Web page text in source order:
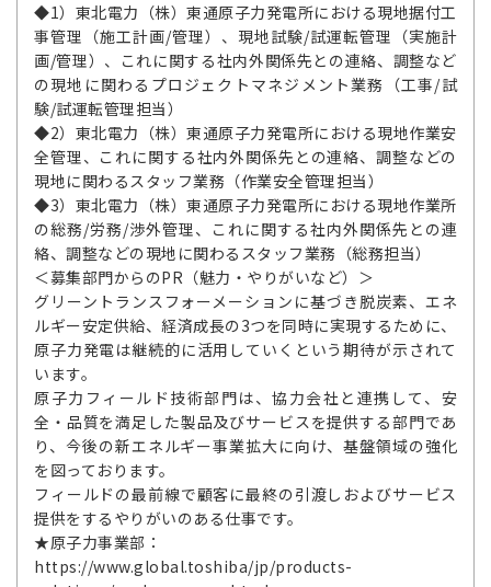
◆1）東北電力（株）東通原子力発電所における現地据付工
事管理（施工計画/管理）、現地試験/試運転管理（実施計
画/管理）、これに関する社内外関係先との連絡、調整など
の現地に関わるプロジェクトマネジメント業務（工事/試
験/試運転管理担当）
◆2）東北電力（株）東通原子力発電所における現地作業安
全管理、これに関する社内外関係先との連絡、調整などの
現地に関わるスタッフ業務（作業安全管理担当）
◆3）東北電力（株）東通原子力発電所における現地作業所
の総務/労務/渉外管理、これに関する社内外関係先との連
絡、調整などの現地に関わるスタッフ業務（総務担当）
＜募集部門からのPR（魅力・やりがいなど）＞
グリーントランスフォーメーションに基づき脱炭素、エネ
ルギー安定供給、経済成長の3つを同時に実現するために、
原子力発電は継続的に活用していくという期待が示されて
います。
原子力フィールド技術部門は、協力会社と連携して、安
全・品質を満足した製品及びサービスを提供する部門であ
り、今後の新エネルギー事業拡大に向け、基盤領域の強化
を図っております。
フィールドの最前線で顧客に最終の引渡しおよびサービス
提供をするやりがいのある仕事です。
★原子力事業部：
https://www.global.toshiba/jp/products-